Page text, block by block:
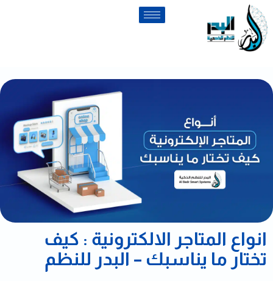
انواع المتاجر الالكترونية : كيف
تختار ما يناسبك – البدر للنظم